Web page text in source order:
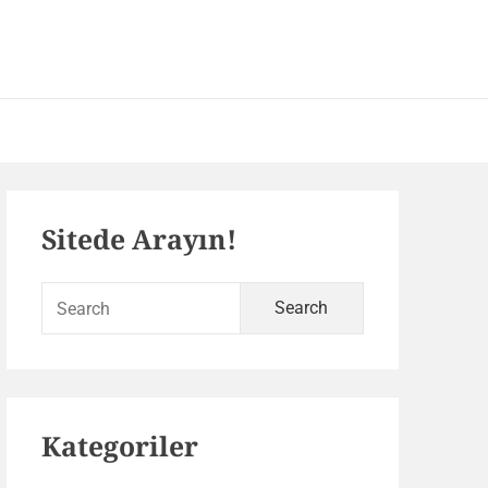
Sidebar
Sitede Arayın!
Kategoriler